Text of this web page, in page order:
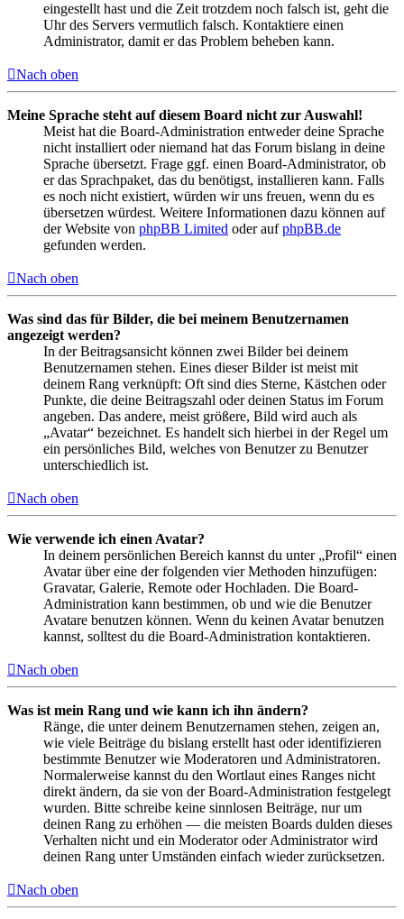
eingestellt hast und die Zeit trotzdem noch falsch ist, geht die
Uhr des Servers vermutlich falsch. Kontaktiere einen
Administrator, damit er das Problem beheben kann.
Nach oben
Meine Sprache steht auf diesem Board nicht zur Auswahl!
Meist hat die Board-Administration entweder deine Sprache
nicht installiert oder niemand hat das Forum bislang in deine
Sprache übersetzt. Frage ggf. einen Board-Administrator, ob
er das Sprachpaket, das du benötigst, installieren kann. Falls
es noch nicht existiert, würden wir uns freuen, wenn du es
übersetzen würdest. Weitere Informationen dazu können auf
der Website von phpBB Limited oder aufphpBB.de
gefunden werden.
Nach oben
Was sind das für Bilder, die bei meinem Benutzernamen
angezeigt werden?
In der Beitragsansicht können zwei Bilder bei deinem
Benutzernamen stehen. Eines dieser Bilder ist meist mit
deinem Rang verknüpft: Oft sind dies Sterne, Kästchen oder
Punkte, die deine Beitragszahl oder deinen Status im Forum
angeben. Das andere, meist größere, Bild wird auch als
„Avatar“ bezeichnet. Es handelt sich hierbei in der Regel um
ein persönliches Bild, welches von Benutzer zu Benutzer
unterschiedlich ist.
Nach oben
Wie verwende ich einen Avatar?
In deinem persönlichen Bereich kannst du unter „Profil“ einen
Avatar über eine der folgenden vier Methoden hinzufügen:
Gravatar, Galerie, Remote oder Hochladen. Die Board-
Administration kann bestimmen, ob und wie die Benutzer
Avatare benutzen können. Wenn du keinen Avatar benutzen
kannst, solltest du die Board-Administration kontaktieren.
Nach oben
Was ist mein Rang und wie kann ich ihn ändern?
Ränge, die unter deinem Benutzernamen stehen, zeigen an,
wie viele Beiträge du bislang erstellt hast oder identifizieren
bestimmte Benutzer wie Moderatoren und Administratoren.
Normalerweise kannst du den Wortlaut eines Ranges nicht
direkt ändern, da sie von der Board-Administration festgelegt
wurden. Bitte schreibe keine sinnlosen Beiträge, nur um
deinen Rang zu erhöhen — die meisten Boards dulden dieses
Verhalten nicht und ein Moderator oder Administrator wird
deinen Rang unter Umständen einfach wieder zurücksetzen.
Nach oben